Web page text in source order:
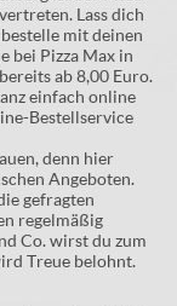
Lass dich
mit deinen
bei Pizza Max in
ab 8,00 Euro.
einfach online
Bestellservice
denn hier
Angeboten.
gefragten
regelmäßig
Co. wirst du zum
Treue belohnt.